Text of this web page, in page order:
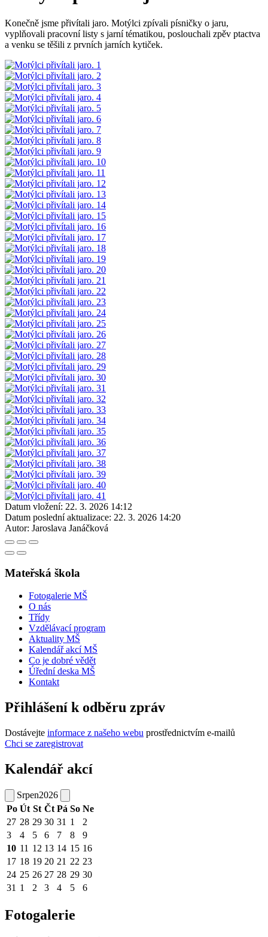
Konečně jsme přivítali jaro. Motýlci zpívali písničky o jaru,
vyplňovali pracovní listy s jarní tématikou, poslouchali zpěv ptactva
a venku se těšili z prvních jarních kytiček.
Datum vložení: 22. 3. 2026 14:12
Datum poslední aktualizace: 22. 3. 2026 14:20
Autor: Jaroslava Janáčková
Mateřská škola
Fotogalerie MŠ
O nás
Třídy
Vzdělávací program
Aktuality MŠ
Kalendář akcí MŠ
Co je dobré vědět
Úřední deska MŠ
Kontakt
Přihlášení k odběru zpráv
Dostávejte informace z našeho webu prostřednictvím e-mailů
Chci se zaregistrovat
Kalendář akcí
Srpen2026
Po Út St Čt Pá So Ne
27 28 29 30 31 1
2
3
4 5 6 7 8
9
10 11 12 13 14 15 16
17 18 19 20 21 22 23
24 25 26 27 28 29 30
31 1 2 3 4 5 6
Fotogalerie